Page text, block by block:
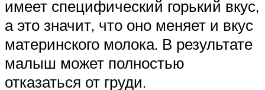
имеет специфический горький вкус,
а это значит, что оно меняет и вкус
материнского молока. В результате
малыш может полностью
отказаться от груди.